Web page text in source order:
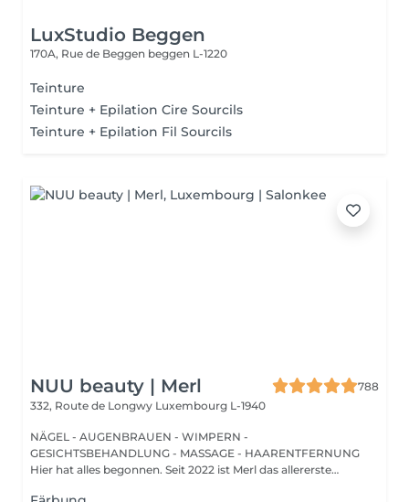
LuxStudio Beggen
170A, Rue de Beggen beggen L-1220
Teinture
Teinture + Epilation Cire Sourcils
Teinture + Epilation Fil Sourcils
NUU beauty | Merl
788
332, Route de Longwy Luxembourg L-1940
NÄGEL - AUGENBRAUEN - WIMPERN -
GESICHTSBEHANDLUNG - MASSAGE - HAARENTFERNUNG
Hier hat alles begonnen. Seit 2022 ist Merl das allererste